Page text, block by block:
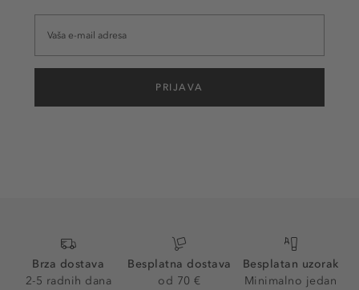
PRIJAVA
Brza dostava
2-5 radnih dana
Besplatna dostava
od 70 €
Besplatan uzorak
Minimalno jedan